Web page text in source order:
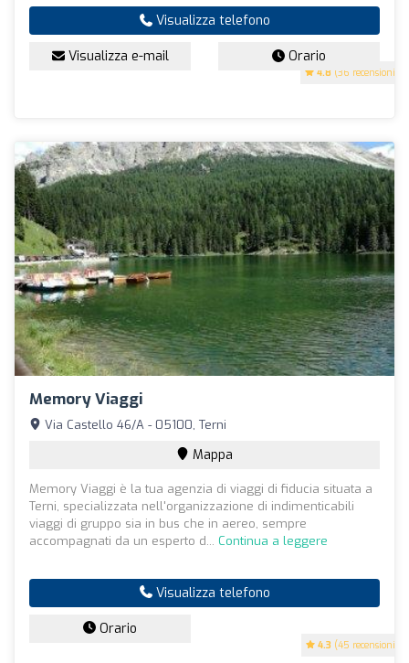
4.8 (36 recensioni)
Visualizza telefono
Visualizza e-mail Orario
Memory Viaggi
4.3 (45 recensioni)
Via Castello 46/A - 05100, Terni
Mappa
Memory Viaggi è la tua agenzia di viaggi di fiducia situata a
Terni, specializzata nell'organizzazione di indimenticabili
viaggi di gruppo sia in bus che in aereo, sempre
accompagnati da un esperto d... Continua a leggere
Visualizza telefono
Orario